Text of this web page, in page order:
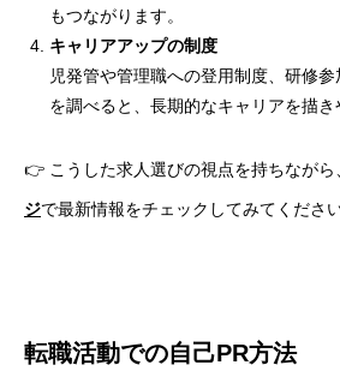
もつながります。
キャリアアップの制度
児発管や管理職への登用制度、研修
を調べると、長期的なキャリアを描き
👉 こうした求人選びの視点を持ちながら
ジで最新情報をチェックしてみてください
転職活動での自己PR方法